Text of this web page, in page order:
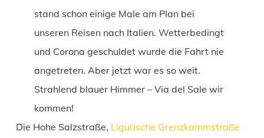
stand schon einige Male am Plan bei
unseren Reisen nach Italien. Wetterbedingt
und Corona geschuldet wurde die Fahrt nie
angetreten. Aber jetzt war es so weit.
Strahlend blauer Himmer – Via del Sale wir
kommen!
Die Hohe Salzstraße, Ligurische Grenzkammstraße